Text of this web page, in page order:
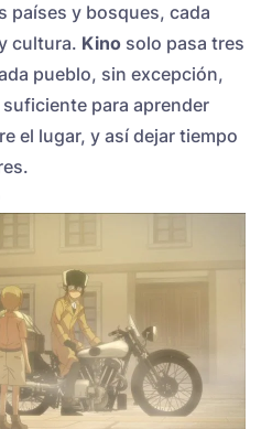
países y bosques, cada
cultura. Kino solo pasa tres
pueblo, sin excepción,
para aprender
el lugar, y así dejar tiempo